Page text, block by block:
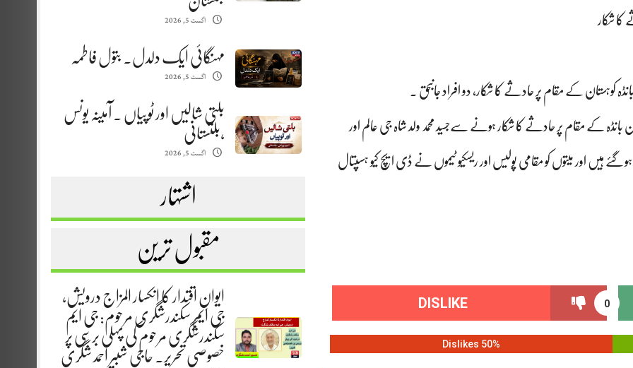
اگست 5, 2026
مہنگائی ایک دلدل. بتول فاطمہ
اگست 5, 2026
بلتی شالیں اور ٹوپیاں . آمینہ یونس
،بلتستانی
اگست 5, 2026
اشتہار
مقبول ترین
ایوانِ اقتدار کا انکسار المزاج درویش،
جی ایم سکندرشگری مرحوم: جی ایم
سکندرشگری مرحوم کی پہلی برسی پر
خصوصی تحریر. حاجی شبیر احمد شگری
شکار
کے مقام پر حادثے کا شکار، دو افراد جاںبحق ۔
کے مقام پر حادثے کا شکار ہونے سےجسید محمد ولد شاہ جی عالم اور
ہیں اور میتوں کو مقامی پولیس اور ریسکیو ٹیموں نے ڈی ایچ کیو ہسپتال
0
DISLIKE
50% Dislikes